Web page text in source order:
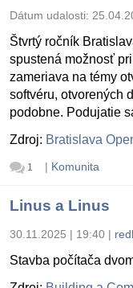
Dátum udalosti:
Štvrtý ročník
spustená možnosť
zameriava na témy
softvéru, otvorených
podobne. Podujatie
Zdroj: Bratislava
1 | Komunita
Linus a Linus
30.11.2025 | 19:40 |
Stavba počítača